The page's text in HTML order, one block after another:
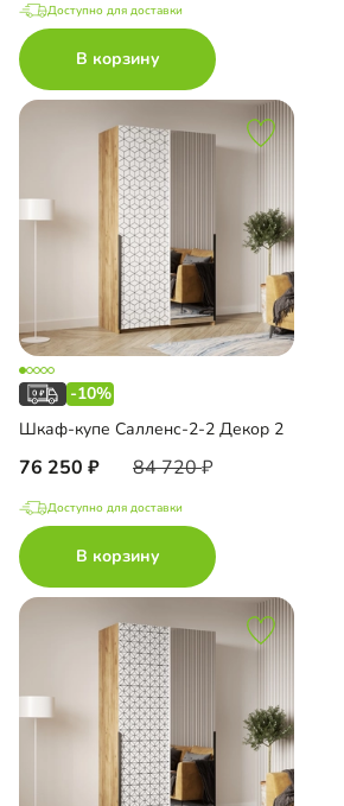
Доступно для доставки
В корзину
-10%
Шкаф-купе Салленс-2-2 Декор 2
76 250 84 720
Доступно для доставки
В корзину